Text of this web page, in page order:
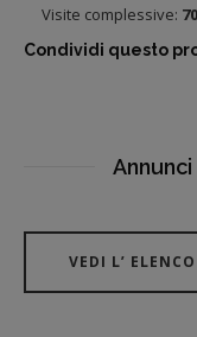
Visite complessive:
Condividi questo
VEDI L’